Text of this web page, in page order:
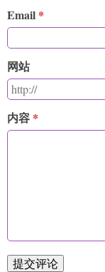
Email
网站
内容
提交评论